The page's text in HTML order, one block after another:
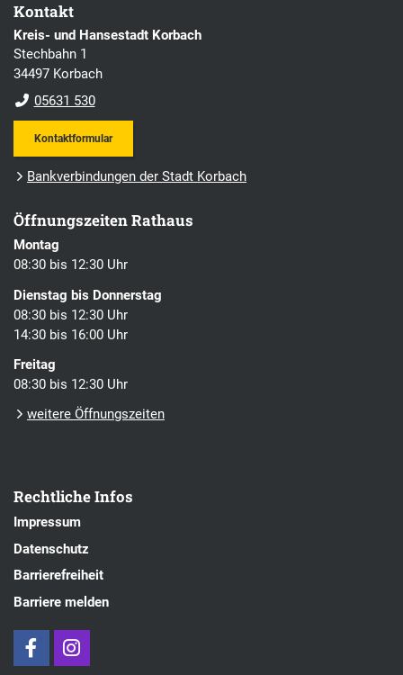
Kontakt
Kreis- und Hansestadt Korbach
Stechbahn 1
34497 Korbach
05631 530
Kontaktformular
Bankverbindungen der Stadt Korbach
Öffnungszeiten Rathaus
Montag
08:30 bis 12:30 Uhr
Dienstag bis Donnerstag
08:30 bis 12:30 Uhr
14:30 bis 16:00 Uhr
Freitag
08:30 bis 12:30 Uhr
weitere Öffnungszeiten
Rechtliche Infos
Impressum
Datenschutz
Barrierefreiheit
Barriere melden